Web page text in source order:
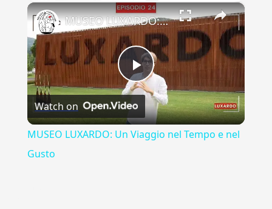
Fullscreen ×
Play
Video
MUSEO LUXARDO: Un Viaggio nel Tempo e nel Gusto
Watch on
MUSEO LUXARDO: Un Viaggio nel Tempo e nel
Gusto